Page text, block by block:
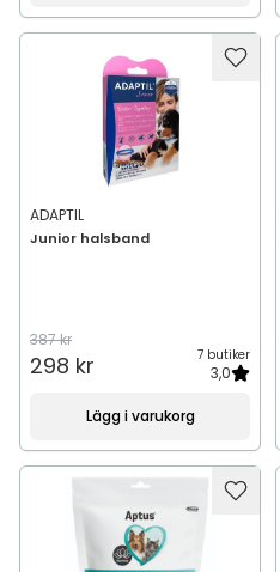
ADAPTIL
Junior halsband
387 kr
298 kr 7 butiker
3,0
Lägg i varukorg